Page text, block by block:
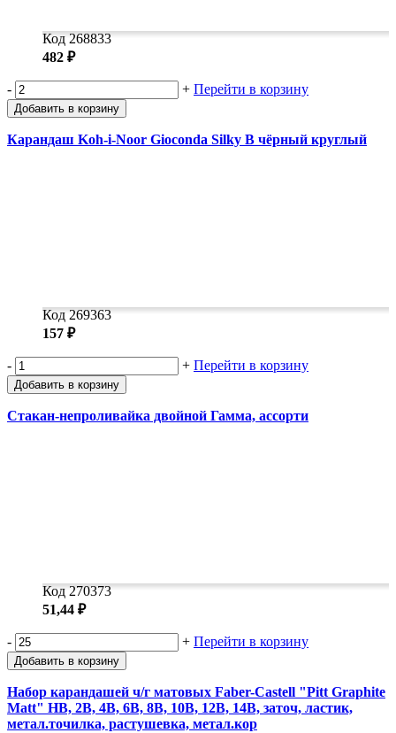
Код 268833
482 ₽
- + Перейти в корзину
Добавить в корзину
Карандаш Koh-i-Noor Gioconda Silky B чёрный круглый
Код 269363
157 ₽
- + Перейти в корзину
Добавить в корзину
Стакан-непроливайка двойной Гамма, ассорти
Код 270373
51,44 ₽
- + Перейти в корзину
Добавить в корзину
Набор карандашей ч/г матовых Faber-Castell "Pitt Graphite
Matt" HB, 2B, 4B, 6B, 8B, 10B, 12B, 14B, заточ, ластик,
метал.точилка, растушевка, метал.кор